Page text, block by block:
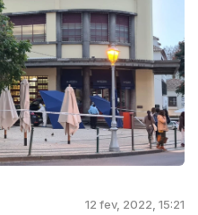
12 fev, 2022, 15:21